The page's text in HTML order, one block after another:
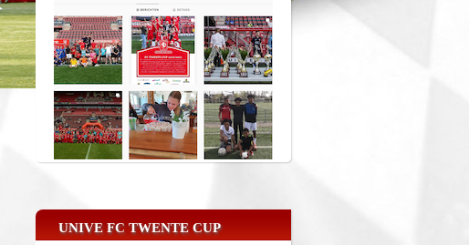
UNIVE FC TWENTE CUP